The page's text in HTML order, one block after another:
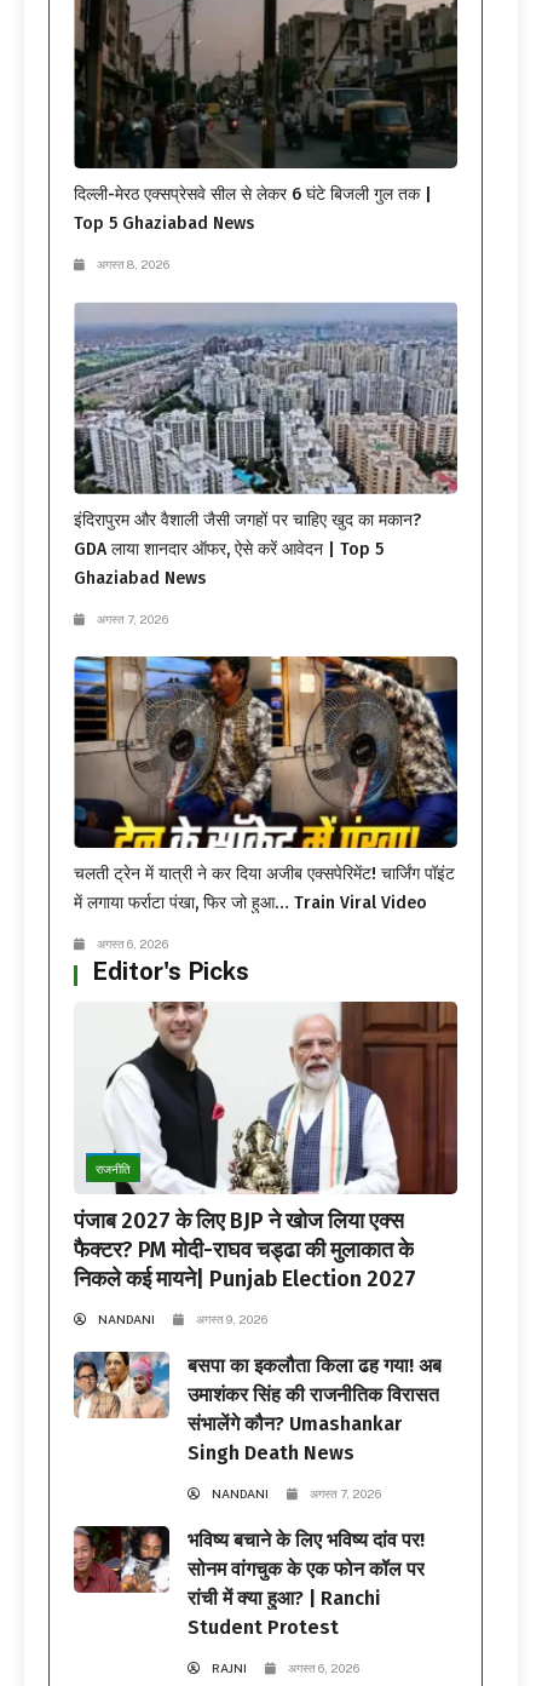
दिल्ली-मेरठ एक्सप्रेसवे सील से लेकर 6 घंटे बिजली गुल तक |
Top 5 Ghaziabad News
अगस्त 8, 2026
इंदिरापुरम और वैशाली जैसी जगहों पर चाहिए खुद का मकान?
GDA लाया शानदार ऑफर, ऐसे करें आवेदन | Top 5
Ghaziabad News
अगस्त 7, 2026
चलती ट्रेन में यात्री ने कर दिया अजीब एक्सपेरिमेंट! चार्जिंग पॉइंट
में लगाया फर्राटा पंखा, फिर जो हुआ… Train Viral Video
अगस्त 6, 2026
Editor's Picks
राजनीति
पंजाब 2027 के लिए BJP ने खोज लिया एक्स
फैक्टर? PM मोदी-राघव चड्ढा की मुलाकात के
निकले कई मायने| Punjab Election 2027
NANDANI अगस्त 9, 2026
बसपा का इकलौता किला ढह गया! अब
उमाशंकर सिंह की राजनीतिक विरासत
संभालेंगे कौन? Umashankar
Singh Death News
NANDANI अगस्त 7, 2026
भविष्य बचाने के लिए भविष्य दांव पर!
सोनम वांगचुक के एक फोन कॉल पर
रांची में क्या हुआ? | Ranchi
Student Protest
RAJNI अगस्त 6, 2026